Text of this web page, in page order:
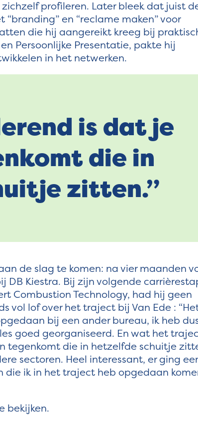
profileren. Later bleek dat juist
en “reclame maken” voor
die hij aangereikt kreeg bij
Persoonlijke Presentatie, pakte hij
in het netwerken.
is dat je
die in
zitten.”
de slag te komen: na vier maanden
DB Kiestra. Bij zijn volgende
Combustion Technology, had hij geen
vol lof over het traject bij Van Ede :
bij een ander bureau, ik heb
goed georganiseerd. En wat het
tegenkomt die in hetzelfde schuitje
sectoren. Heel interessant, er ging
die ik in het traject heb opgedaan
bekijken.